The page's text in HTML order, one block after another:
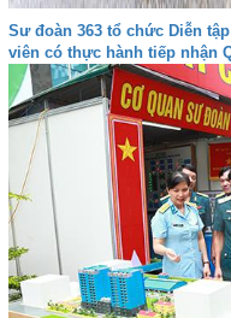
Sư đoàn 363 tổ chức Diễn
viên có thực hành tiếp nhận